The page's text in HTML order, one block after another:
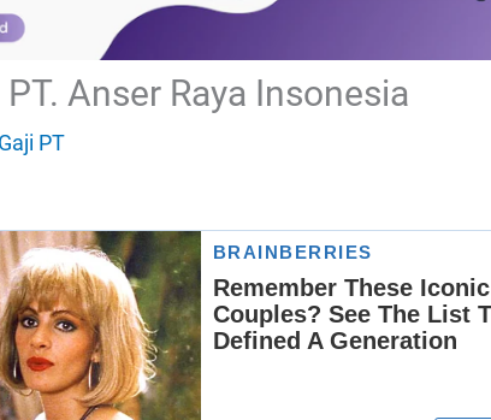
Anser Raya Insonesia
Gaji PT